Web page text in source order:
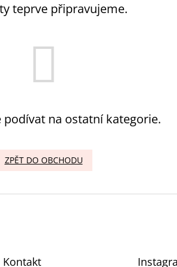
teprve připravujeme.
podívat na ostatní kategorie.
ZPĚT DO OBCHODU
Kontakt